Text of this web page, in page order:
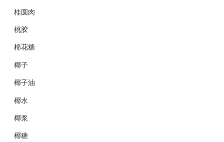
桂圆肉
桃胶
棉花糖
椰子
椰子油
椰水
椰浆
椰糖